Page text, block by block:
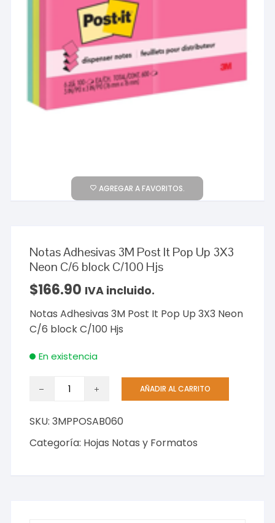
AGREGAR A FAVORITOS.
Notas Adhesivas 3M Post It Pop Up 3X3
Neon C/6 block C/100 Hjs
$166.90 IVA incluido.
Notas Adhesivas 3M Post It Pop Up 3X3 Neon
C/6 block C/100 Hjs
En existencia
Notas
Post
It
AÑADIR AL CARRITO
SKU:3MPPOSAB060
Categoría: Hojas Notas y Formatos